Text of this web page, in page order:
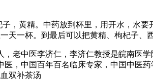
，黄精。中药放到杯里，用开水，水
天一杯。到最后可以把黄精、枸杞子、
，老中医李济仁，李济仁教授是皖南
医，中国百年百名临床专家，中国中医
双补茶汤